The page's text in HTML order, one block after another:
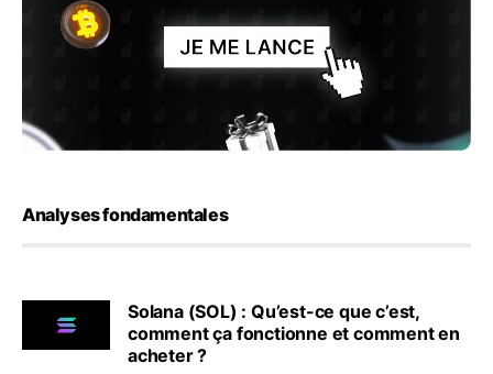
Analyses fondamentales
Solana (SOL) : Qu’est-ce que c’est,
comment ça fonctionne et comment en
acheter ?